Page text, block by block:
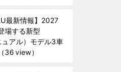
最新情報】2027
場する新型
アル）モデル3車
（36 view）